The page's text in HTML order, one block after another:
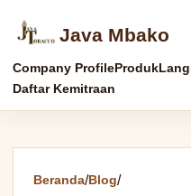
Java Mbako
Company ProfileProduk
Daftar Kemitraan
Beranda/Blog/